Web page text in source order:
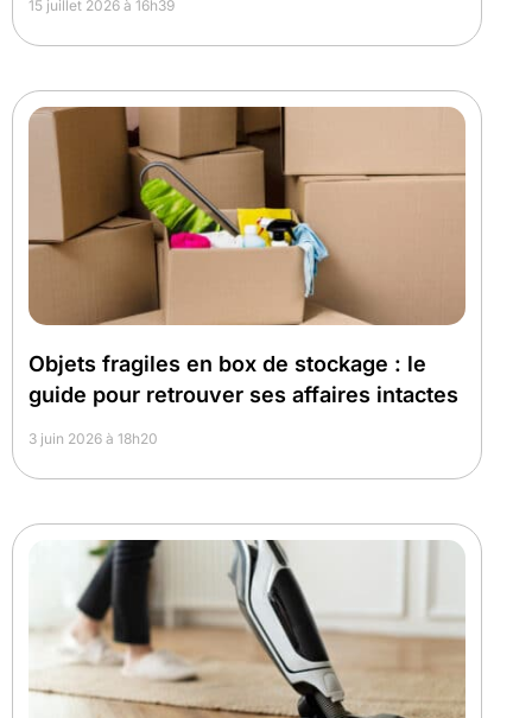
15 juillet 2026 à 16h39
Objets fragiles en box de stockage : le
guide pour retrouver ses affaires intactes
3 juin 2026 à 18h20